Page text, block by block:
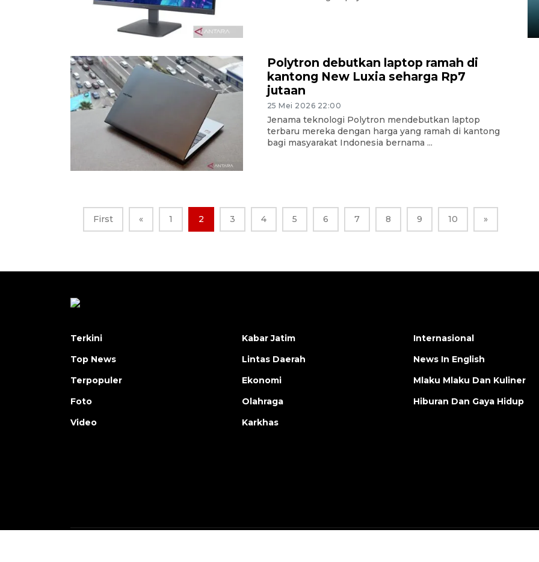
Polytron debutkan laptop ramah di
kantong New Luxia seharga Rp7
jutaan
25 Mei 2026 22:00
Jenama teknologi Polytron mendebutkan laptop
terbaru mereka dengan harga yang ramah di kantong
bagi masyarakat Indonesia bernama ...
First « 1 2 3 4 5 6 7 8 9 10 »
Terkini
Top News
Terpopuler
Foto
Video
Kabar Jatim
Lintas Daerah
Ekonomi
Olahraga
Karkhas
Internasional
News In English
Mlaku Mlaku Dan Kuliner
Hiburan Dan Gaya Hidup